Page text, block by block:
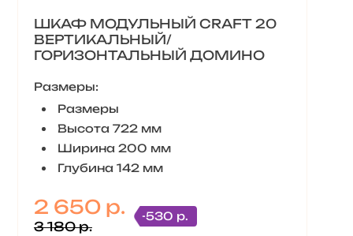
ШКАФ МОДУЛЬНЫЙ CRAFT 20
ВЕРТИКАЛЬНЫЙ/
ГОРИЗОНТАЛЬНЫЙ ДОМИНО
Размеры:
Размеры
Высота 722 мм
Ширина 200 мм
Глубина 142 мм
2 650 р.
3 180 р.
-530 р.